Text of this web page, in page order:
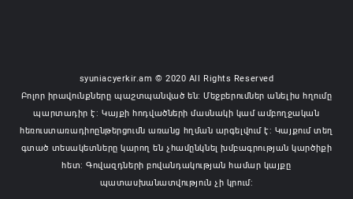
syuniacyerkir.am © 2020 All Rights Reserved
Բոլոր իրավունքները պաշտպանված են: Մեջբերումներ անելիս հղումը
պարտադիր է: Կայքի հոդվածների մասնակի կամ ամբողջական
հեռուստառադիոընթերցումն առանց հղման արգելվում է: Կայքում տեղ
գտած տեսակետները կարող են չհամընկնել խմբագրության կարծիքի
հետ: Գովազդների բովանդակության համար կայքը
պատասխանատվություն չի կրում: